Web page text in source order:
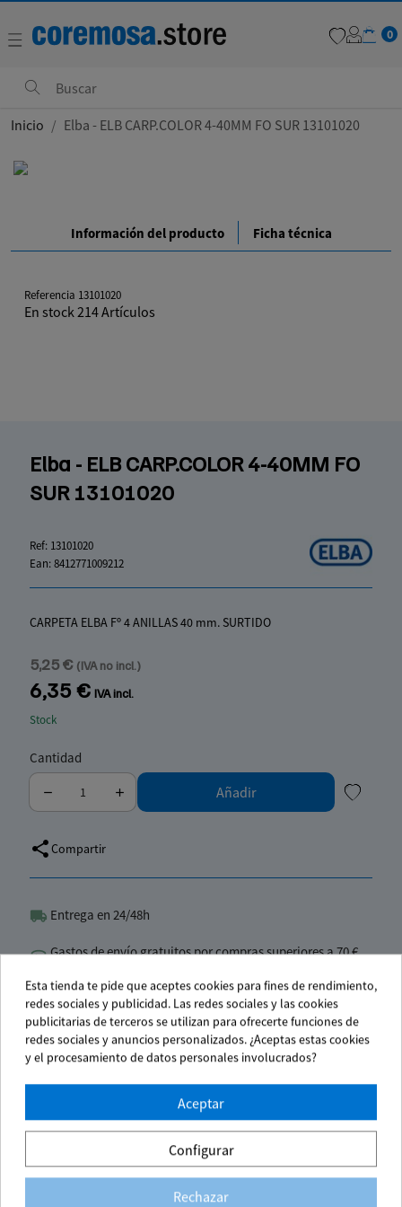
0
Inicio Elba - ELB CARP.COLOR 4-40MM FO SUR 13101020
Información del producto Ficha técnica
Referencia 13101020
En stock214 Artículos
Elba - ELB CARP.COLOR 4-40MM FO
SUR 13101020
Ref: 13101020
Ean:8412771009212
CARPETA ELBA Fº 4 ANILLAS 40 mm. SURTIDO
5,25 € (IVA no incl.)
6,35 € IVA incl.
Stock
Cantidad
Añadir
shareCompartir
Entrega en 24/48h
Gastos de envío gratuitos por compras superiores a 70 €
Pago seguro
Te puede interesar
Esta tienda te pide que aceptes cookies para fines de rendimiento,
redes sociales y publicidad. Las redes sociales y las cookies
publicitarias de terceros se utilizan para ofrecerte funciones de
redes sociales y anuncios personalizados. ¿Aceptas estas cookies
y el procesamiento de datos personales involucrados?
Aceptar
Configurar
Rechazar